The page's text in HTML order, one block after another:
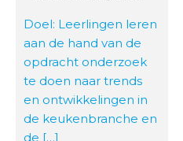
Doel: Leerlingen leren
aan de hand van de
opdracht onderzoek
te doen naar trends
en ontwikkelingen in
de keukenbranche en
de […]